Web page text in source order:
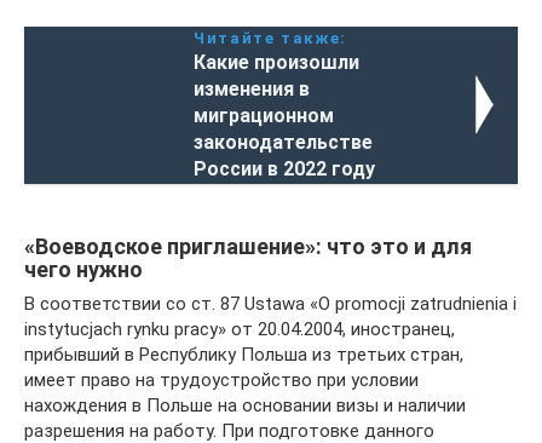
Читайте также:
Какие произошли
изменения в
миграционном
законодательстве
России в 2022 году
«Воеводское приглашение»: что это и для
чего нужно
В соответствии со ст. 87 Ustawa «О promocji zatrudnienia i
instytucjach rynku pracy» от 20.04.2004, иностранец,
прибывший в Республику Польша из третьих стран,
имеет право на трудоустройство при условии
нахождения в Польше на основании визы и наличии
разрешения на работу. При подготовке данного